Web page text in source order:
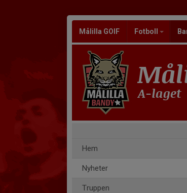
Målilla GOIF Fotboll
A-laget
Hem
Nyheter
Truppen